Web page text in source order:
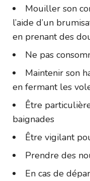
Mouiller son
l’aide d’un
en prenant des
Ne pas
Maintenir son
en fermant les
Être
baignades
Être vigilant
Prendre des
En cas de